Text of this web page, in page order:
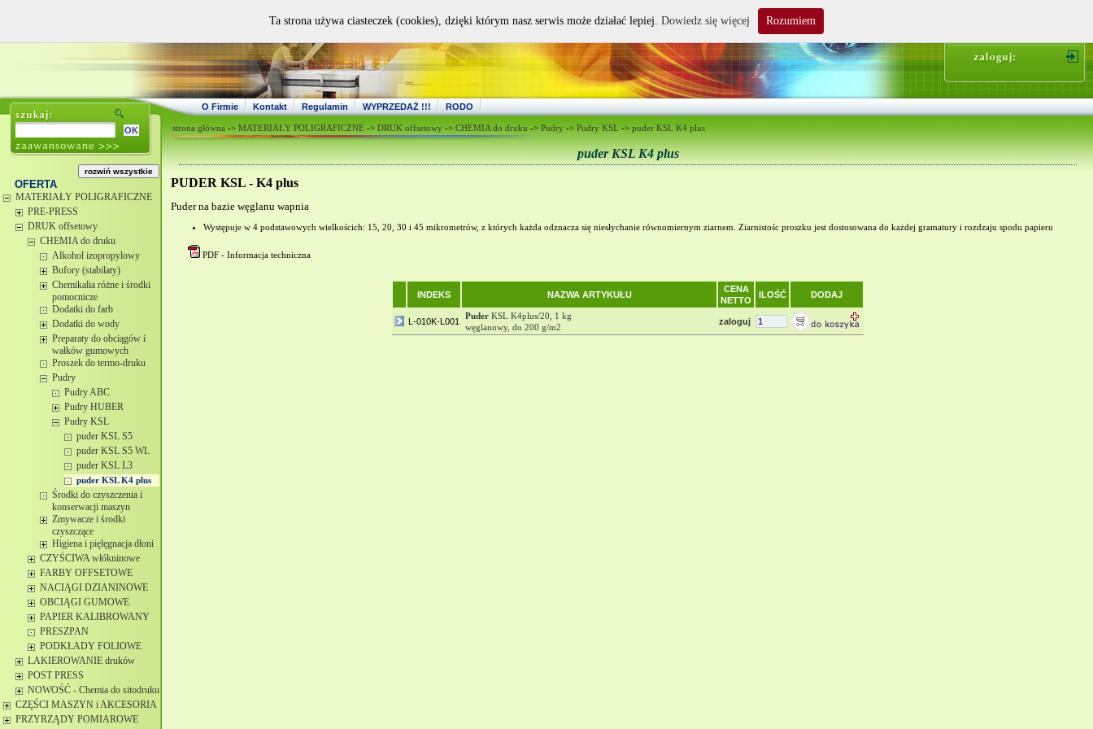
O Firmie Kontakt Regulamin WYPRZEDAŻ !!! RODO
OFERTA
MATERIAŁY POLIGRAFICZNE
PRE-PRESS
DRUK offsetowy
CHEMIA do druku
Alkohol izopropylowy
Bufory (stabilaty)
Chemikalia różne i środki
pomocnicze
Dodatki do farb
Dodatki do wody
Preparaty do obciągów i
wałków gumowych
Proszek do termo-druku
Pudry
Pudry ABC
Pudry HUBER
Pudry KSL
puder KSL S5
puder KSL S5 WL
puder KSL L3
puder KSL K4 plus
Środki do czyszczenia i
konserwacji maszyn
Zmywacze i środki
czyszczące
Higiena i pięlęgnacja dłoni
CZYŚCIWA włókninowe
FARBY OFFSETOWE
NACIĄGI DZIANINOWE
OBCIĄGI GUMOWE
PAPIER KALIBROWANY
PRESZPAN
PODKŁADY FOLIOWE
LAKIEROWANIE druków
POST PRESS
NOWOŚĆ - Chemia do sitodruku
CZĘŚCI MASZYN i AKCESORIA
PRZYRZĄDY POMIAROWE
strona główna -> MATERIAŁY POLIGRAFICZNE -> DRUK offsetowy -> CHEMIA do druku -> Pudry -> Pudry KSL -> puder KSL K4 plus
puder KSL K4 plus
PUDER KSL - K4 plus
Puder na bazie węglanu wapnia
Występuje w 4 podstawowych wielkościch: 15, 20, 30 i 45 mikrometrów, z których każda odznacza się niesłychanie równomiernym ziarnem. Ziarnistośc proszku jest dostosowana do każdej gramatury i rozdzaju spodu papieru
PDF - Informacja techniczna
INDEKS NAZWA ARTYKUŁU
CENA
NETTO
ILOŚĆ DODAJ
L-010K-L001
Puder KSL K4plus/20, 1 kg
węglanowy, do 200 g/m2
zaloguj
Ta strona używa ciasteczek (cookies), dzięki którym nasz serwis może działać lepiej. Dowiedz się więcej Rozumiem